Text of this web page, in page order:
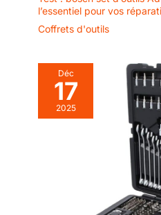
l’essentiel pour vos
Coffrets d'outils
Déc
17
2025